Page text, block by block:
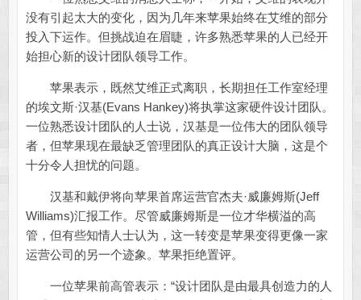
没有引起太大的变化，因为几年来苹果始终在艾维的部分
投入下运作。但挑战迫在眉睫，许多熟悉苹果的人已经开
始担心新的设计团队领导工作。
苹果表示，既然艾维正式离职，长期担任工作室经理
的埃文斯·汉基(Evans Hankey)将执掌这家硬件设计团队。
一位熟悉设计团队的人士说，汉基是一位伟大的团队领导
者，但苹果现在最缺乏管理团队的真正设计大脑，这是个
十分令人担忧的问题。
汉基和戴伊将向苹果首席运营官杰夫·威廉姆斯(Jeff
Williams)汇报工作。尽管威廉姆斯是一位才华横溢的高
管，但有些知情人士认为，这一转变是苹果变得更像一家
运营公司的另一个迹象。苹果拒绝置评。
一位苹果前高管表示：“设计团队是由最具创造力的人